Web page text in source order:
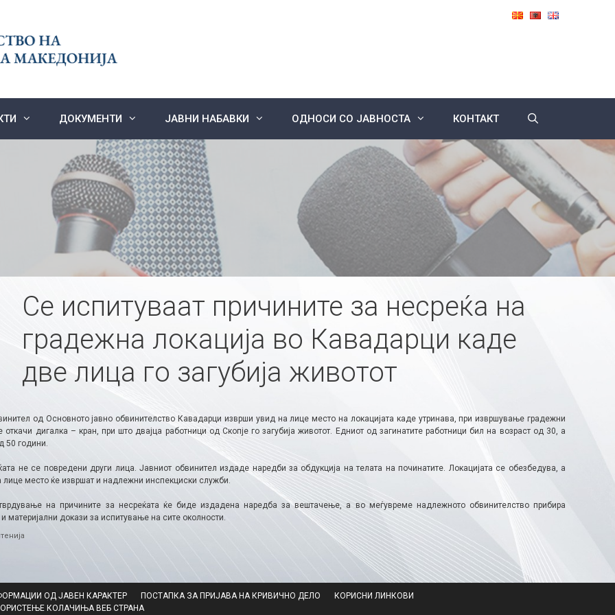
ДОКУМЕНТИ ЈАВНИ НАБАВКИ ОДНОСИ СО ЈАВНОСТА КОНТАКТ
Се испитуваат причините за несреќа на
градежна локација во Кавадарци каде
две лица го загубија животот
од Основното јавно обвинителство Кавадарци изврши увид на лице место на локацијата каде утринава, при извршување градежни
откачи дигалка – кран, при што двајца работници од Скопје го загубија животот. Едниот од загинатите работници бил на возраст од 30, а
50 години.
не се повредени други лица. Јавниот обвинител издаде наредби за обдукција на телата на починатите. Локацијата се обезбедува, а
лице место ќе извршат и надлежни инспекциски служби.
на причините за несреќата ќе биде издадена наредба за вештачење, а во меѓувреме надлежното обвинителство прибира
материјални докази за испитување на сите околности.​
ОД ЈАВЕН КАРАКТЕР ПОСТАПКА ЗА ПРИЈАВА НА КРИВИЧНО ДЕЛО
КОРИСНИ ЛИНКОВИ
КОЛАЧИЊА ВЕБ СТРАНА